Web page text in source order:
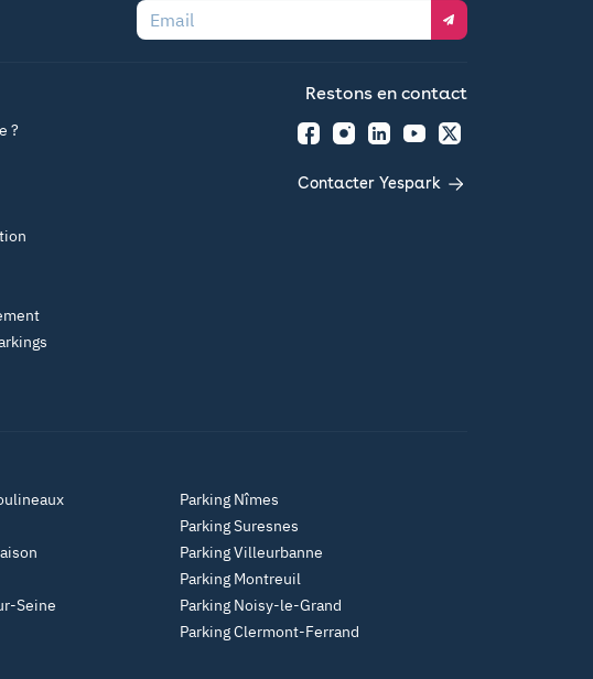
Email
?
Restons en contact
FacebookInstagramLinkedInYouTubeTwitter
Contacter Yespark
Seine
Parking Nîmes
Parking Suresnes
Parking Villeurbanne
Parking Montreuil
Parking Noisy-le-Grand
Parking Clermont-Ferrand